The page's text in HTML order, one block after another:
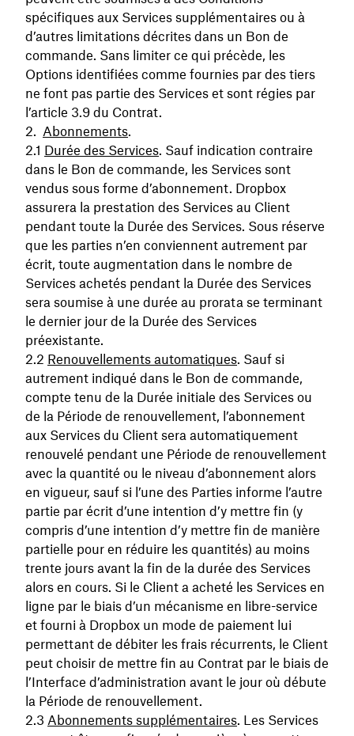
spécifiques aux Services supplémentaires ou à
d’autres limitations décrites dans un Bon de
commande. Sans limiter ce qui précède, les
Options identifiées comme fournies par des tiers
ne font pas partie des Services et sont régies par
l’article 3.9 du Contrat.
Abonnements.
Durée des Services. Sauf indication contraire
dans le Bon de commande, les Services sont
vendus sous forme d’abonnement. Dropbox
assurera la prestation des Services au Client
pendant toute la Durée des Services. Sous réserve
que les parties n’en conviennent autrement par
écrit, toute augmentation dans le nombre de
Services achetés pendant la Durée des Services
sera soumise à une durée au prorata se terminant
le dernier jour de la Durée des Services
préexistante.
Renouvellements automatiques. Sauf si
autrement indiqué dans le Bon de commande,
compte tenu de la Durée initiale des Services ou
de la Période de renouvellement, l’abonnement
aux Services du Client sera automatiquement
renouvelé pendant une Période de renouvellement
avec la quantité ou le niveau d’abonnement alors
en vigueur, sauf si l’une des Parties informe l’autre
partie par écrit d’une intention d’y mettre fin (y
compris d’une intention d’y mettre fin de manière
partielle pour en réduire les quantités) au moins
trente jours avant la fin de la durée des Services
alors en cours. Si le Client a acheté les Services en
ligne par le biais d’un mécanisme en libre-service
et fourni à Dropbox un mode de paiement lui
permettant de débiter les frais récurrents, le Client
peut choisir de mettre fin au Contrat par le biais de
l’Interface d’administration avant le jour où débute
la Période de renouvellement.
Abonnements supplémentaires. Les Services